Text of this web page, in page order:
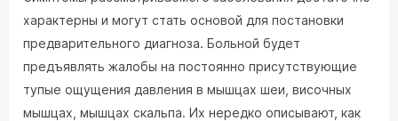
характерны и могут стать основой для постановки
предварительного диагноза. Больной будет
предъявлять жалобы на постоянно присутствующие
тупые ощущения давления в мышцах шеи, височных
мышцах, мышцах скальпа. Их нередко описывают, как